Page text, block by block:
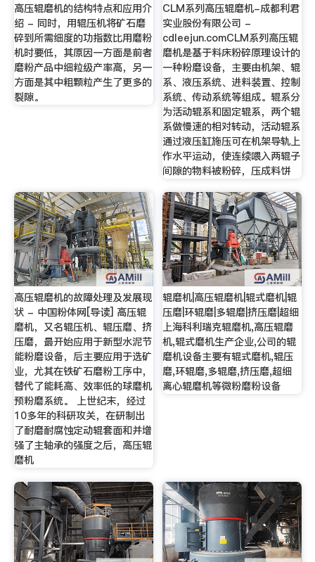
高压辊磨机的结构特点和应用介
绍 - 同时，用辊压机将矿石磨
碎到所需细度的功指数比用磨粉
机时要低，其原因一方面是前者
磨粉产品中细粒级产率高，另一
方面是其中粗颗粒产生了更多的
裂隙。
CLM系列高压辊磨机-成都利君
实业股份有限公司 -
cdleejun.comCLM系列高压辊
磨机是基于料床粉碎原理设计的
一种粉磨设备，主要由机架、辊
系、液压系统、进料装置、控制
系统、传动系统等组成。辊系分
为活动辊系和固定辊系，两个辊
系做慢速的相对转动，活动辊系
通过液压缸施压可在机架导轨上
作水平运动，使连续喂入两辊子
间隙的物料被粉碎，压成料饼
高压辊磨机的故障处理及发展现
状 - 中国粉体网[导读] 高压辊
磨机，又名辊压机、辊压磨、挤
压磨，最开始应用于新型水泥节
能粉磨设备，后主要应用于选矿
业，尤其在铁矿石磨粉工序中，
替代了能耗高、效率低的球磨机
预粉磨系统。 上世纪末，经过
10多年的科研攻关，在研制出
了耐磨耐腐蚀定动辊套面和并增
强了主轴承的强度之后，高压辊
磨机
辊磨机|高压辊磨机|辊式磨机|辊
压磨|环辊磨|多辊磨|挤压磨|超细
上海科利瑞克辊磨机,高压辊磨
机,辊式磨机生产企业,公司的辊
磨机设备主要有辊式磨机,辊压
磨,环辊磨,多辊磨,挤压磨,超细
离心辊磨机等微粉磨粉设备